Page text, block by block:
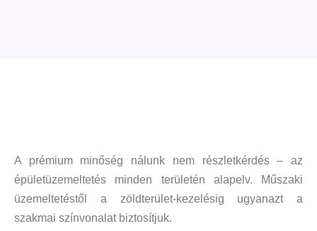
A prémium minőség nálunk nem részletkérdés – az
épületüzemeltetés minden területén alapelv. Műszaki
üzemeltetéstől a zöldterület-kezelésig ugyanazt a
szakmai színvonalat biztosítjuk.